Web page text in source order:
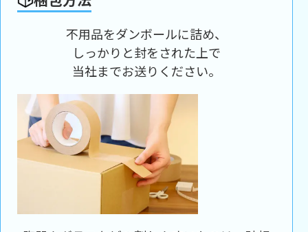
不用品をダンボールに詰め、
しっかりと封をされた上で
当社までお送りください。